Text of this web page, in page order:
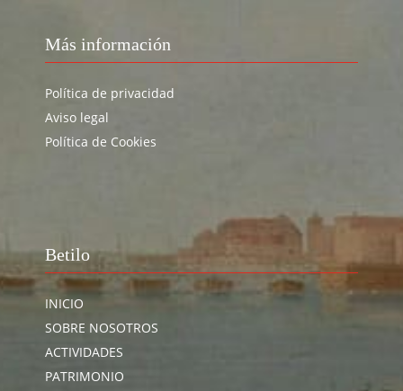
Más información
Política de privacidad
Aviso legal
Política de Cookies
Betilo
INICIO
SOBRE NOSOTROS
ACTIVIDADES
PATRIMONIO